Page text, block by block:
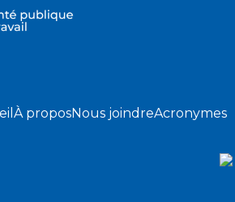
À proposNous joindreAcronymes